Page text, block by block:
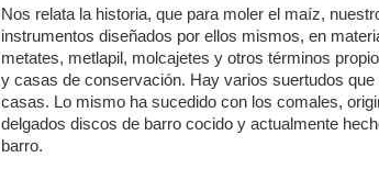
Nos relata la historia, que para moler el maíz,
instrumentos diseñados por ellos mismos, en
metates, metlapil, molcajetes y otros términos
y casas de conservación. Hay varios suertudos
casas. Lo mismo ha sucedido con los comales,
delgados discos de barro cocido y actualmente
barro.